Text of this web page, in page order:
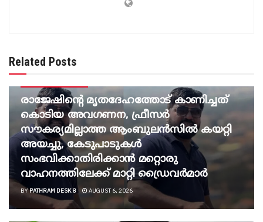
Related Posts
രാജേഷിന്റെ മൃതദേഹത്തോട് കാണിച്ചത്
കൊടിയ അവഗണന, ഫ്രീസര്‍
സൗകര്യമില്ലാത്ത ആംബുലന്‍സില്‍ കയറ്റി
അയച്ചു, കേടുപാടുകള്‍
സംഭവിക്കാതിരിക്കാന്‍ മറ്റൊരു
വാഹനത്തിലേക്ക് മാറ്റി ഡ്രൈവര്‍മാര്‍
BYPATHRAM DESK 8 AUGUST 6, 2026